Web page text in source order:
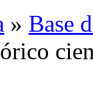
» Base